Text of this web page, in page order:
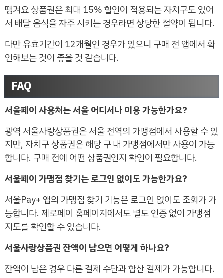
땡겨요 상품권은 최대 15% 할인이 적용되는 자치구도 있어
서 배달 음식을 자주 시키는 경우라면 상당한 절약이 됩니다.
다만 유효기간이 12개월인 경우가 있으니 구매 전 앱에서 확
인해보는 것이 좋을 것 같습니다.
FAQ
서울페이 사용처는 서울 어디서나 이용 가능한가요?
광역 서울사랑상품권은 서울 전역의 가맹점에서 사용할 수 있
지만, 자치구 상품권은 해당 구 내 가맹점에서만 사용이 가능
합니다. 구매 전에 어떤 상품권인지 확인이 필요합니다.
서울페이 가맹점 찾기는 로그인 없이도 가능한가요?
서울Pay+ 앱의 가맹점 찾기 기능은 로그인 없이도 조회가 가
능합니다. 제로페이 홈페이지에서도 별도 인증 없이 가맹점
지도를 확인할 수 있습니다.
서울사랑상품권 잔액이 남으면 어떻게 하나요?
잔액이 남은 경우 다른 결제 수단과 합산 결제가 가능합니다.